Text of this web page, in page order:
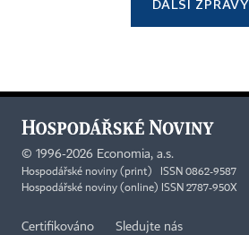
DALŠÍ ZPRÁVY
© 1996-2026 Economia, a.s.
Hospodářské noviny (print) ISSN 0862-9587
Hospodářské noviny (online) ISSN 2787-950X
Certifikováno Sledujte nás